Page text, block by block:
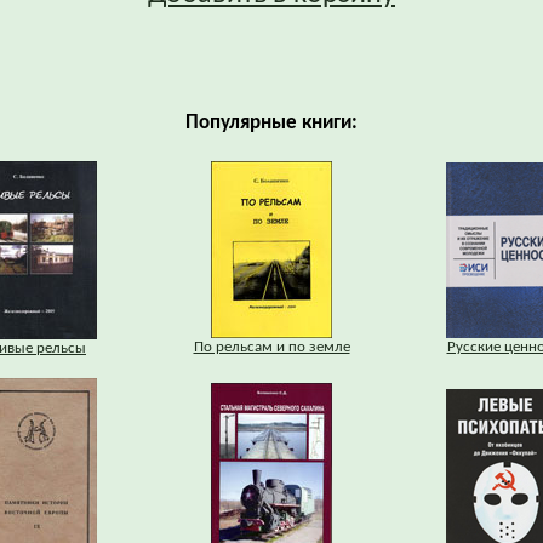
Популярные книги:
рельсы По рельсам и по земле Русские